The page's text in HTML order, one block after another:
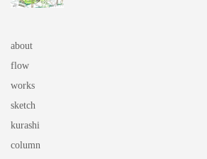
about
flow
works
sketch
kurashi
column